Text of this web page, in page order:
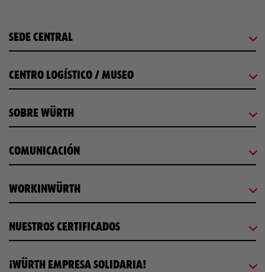
SEDE CENTRAL
CENTRO LOGÍSTICO / MUSEO
SOBRE WÜRTH
COMUNICACIÓN
WORKINWÜRTH
NUESTROS CERTIFICADOS
¡WÜRTH EMPRESA SOLIDARIA!